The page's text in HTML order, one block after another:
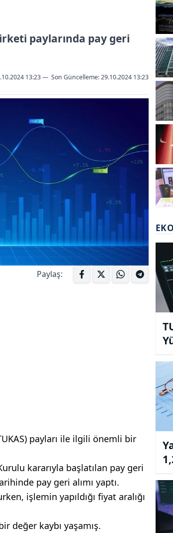
paylarında pay geri
13:23— Son Güncelleme:29.10.2024 13:23
Paylaş:
payları ile ilgili önemli bir
kararıyla başlatılan pay geri
pay geri alımı yaptı.
işlemin yapıldığı fiyat aralığı
değer kaybı yaşamış.